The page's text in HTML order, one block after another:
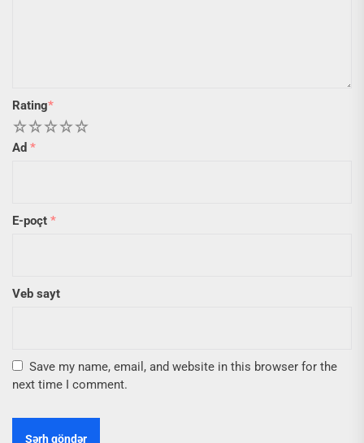
Rating*
5
4
3
2
Ad *
E-poçt *
Veb sayt
Save my name, email, and website in this browser for the
next time I comment.